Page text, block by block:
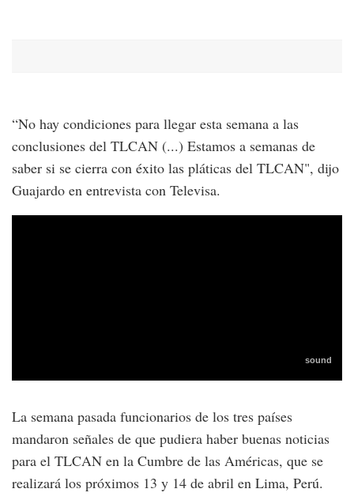
“No hay condiciones para llegar esta semana a las
conclusiones del TLCAN (...) Estamos a semanas de
saber si se cierra con éxito las pláticas del TLCAN", dijo
Guajardo en entrevista con Televisa.
La semana pasada funcionarios de los tres países
mandaron señales de que pudiera haber buenas noticias
para el TLCAN en la Cumbre de las Américas, que se
realizará los próximos 13 y 14 de abril en Lima, Perú.